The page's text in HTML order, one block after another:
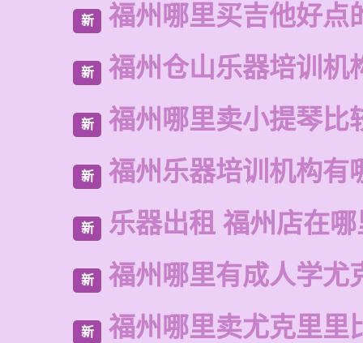
新 福州哪里买吉他好点
新 福州仓山乐器培训机
新 福州哪里卖小提琴比
新 福州乐器培训机构有
新 乐器出租 福州店在
新 福州哪里有成人学尤
新 福州哪里卖尤克里里